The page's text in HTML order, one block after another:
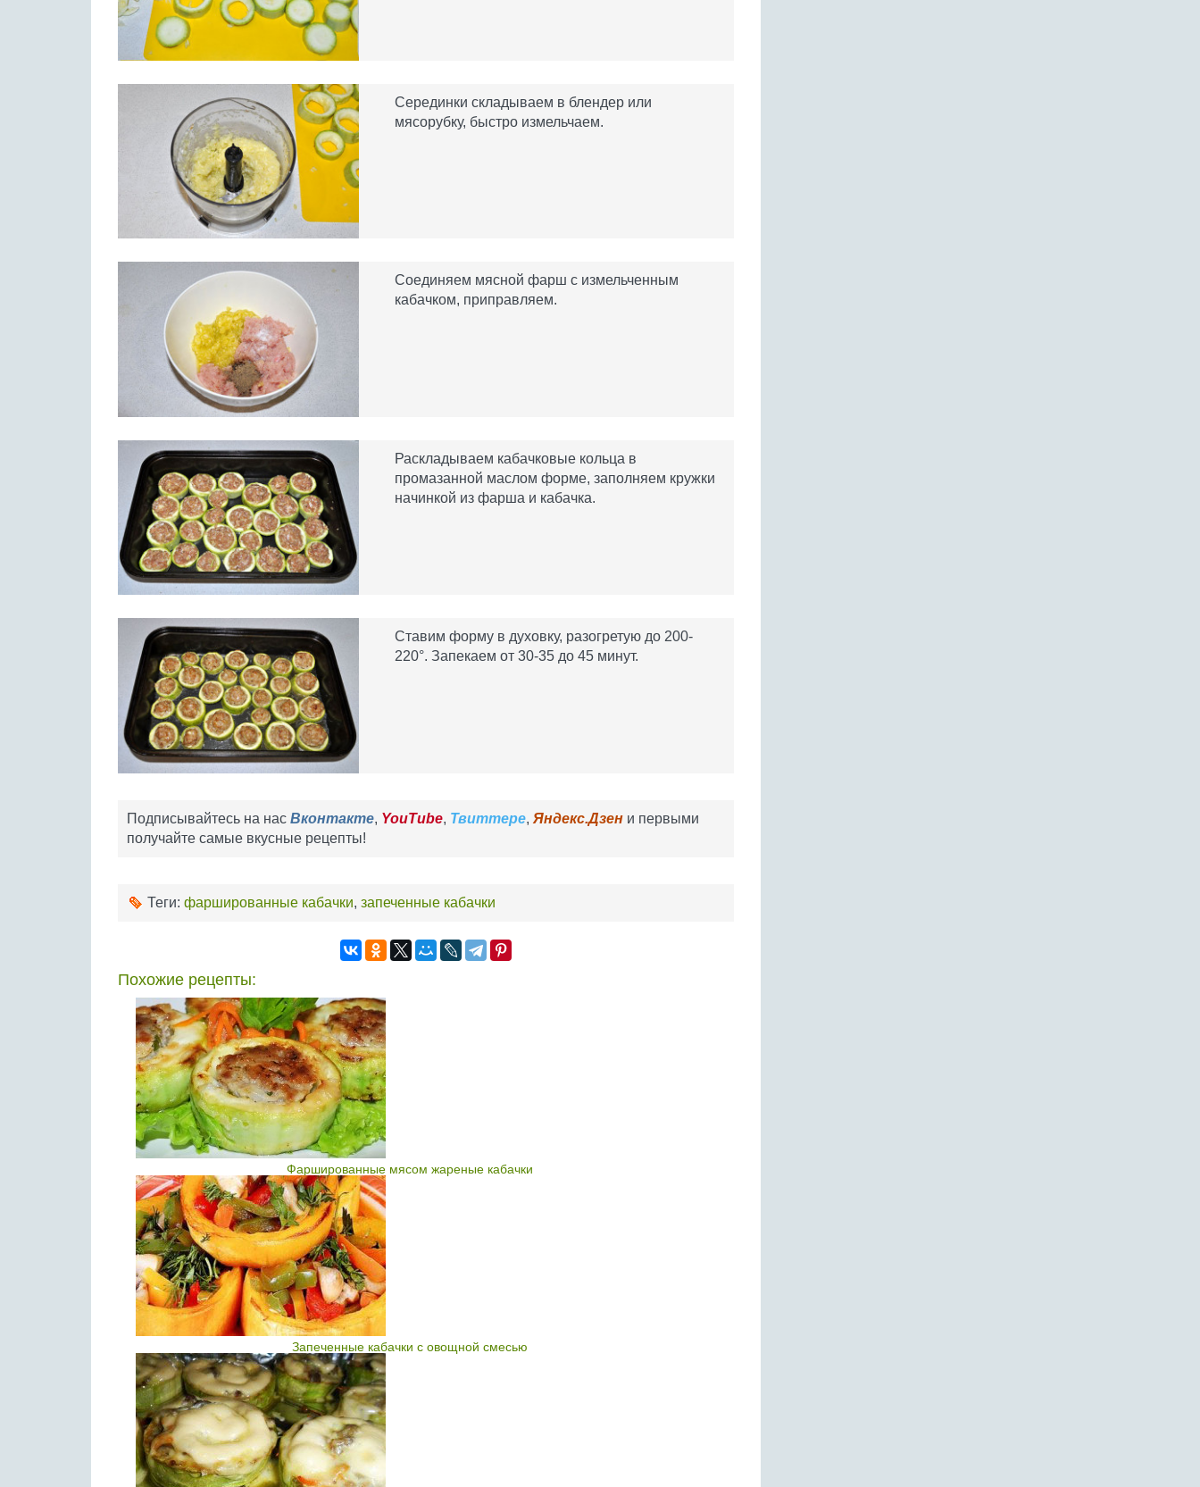
Серединки складываем в блендер или
мясорубку, быстро измельчаем.
Соединяем мясной фарш с измельченным
кабачком, приправляем.
Раскладываем кабачковые кольца в
промазанной маслом форме, заполняем кружки
начинкой из фарша и кабачка.
Ставим форму в духовку, разогретую до 200-
220°. Запекаем от 30-35 до 45 минут.
Подписывайтесь на нас Вконтакте, YouTube, Твиттере, Яндекс.Дзен и первыми
получайте самые вкусные рецепты!
Теги: фаршированные кабачки, запеченные кабачки
Похожие рецепты:
Фаршированные мясом жареные кабачки
Запеченные кабачки с овощной смесью